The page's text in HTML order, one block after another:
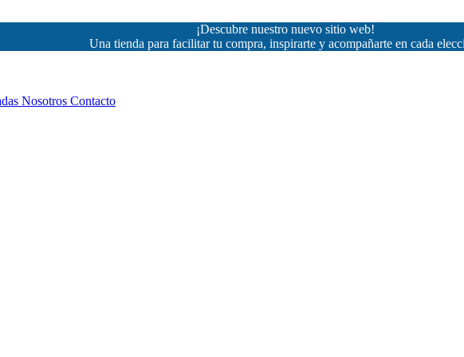
¡Descubre nuestro nuevo sitio web!
Una tienda para facilitar tu compra, inspirarte y acompañarte en cada
Nosotros Contacto